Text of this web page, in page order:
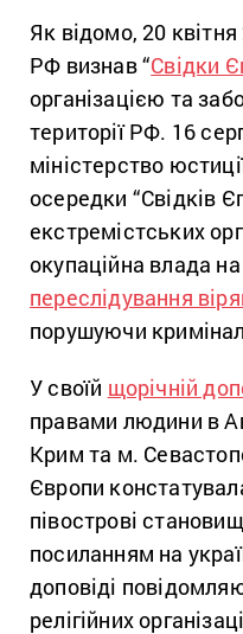
Як відомо, 20
РФ визнав “Свідки
організацією та
території РФ. 16
міністерство
осередки “Свідків
екстремістських
окупаційна влада на
переслідування
порушуючи
У своїй щорічній
правами людини в
Крим та м.
Європи
півострові
посиланням на
доповіді
релігійних